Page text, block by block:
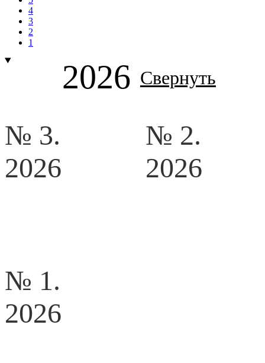
4
3
2
1
2026 Свернуть
№ 3.
2026
№ 2.
2026
№ 1.
2026